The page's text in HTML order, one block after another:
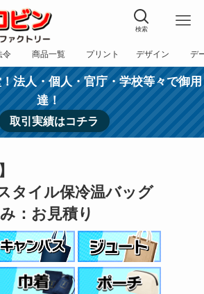
検索
令
記
商品一覧
カテゴリー
プリント
方法
デザイン
依頼
デ
入
法人・個人・官庁・学校等々で御用
達！
取引実績はコチラ
タイル保冷温バッグ
：お見積り